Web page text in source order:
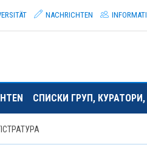
NACHRICHTEN
СПИСКИ ГРУП,